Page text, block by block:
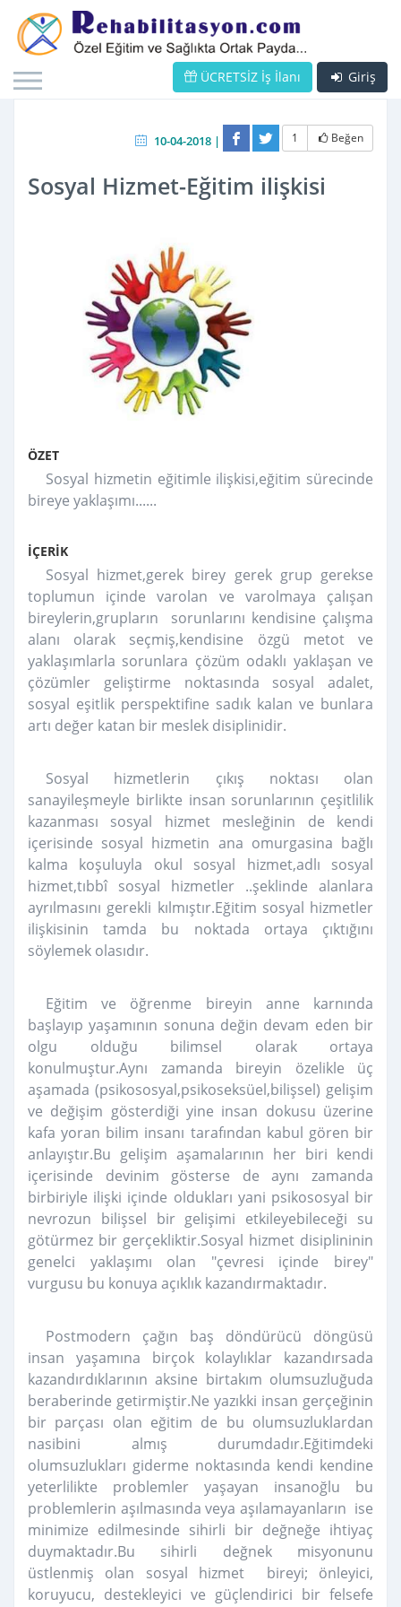
Giriş
ÜCRETSİZ İş İlanı
10-04-2018 | 1 Beğen
Sosyal Hizmet-Eğitim ilişkisi
ÖZET
Sosyal hizmetin eğitimle ilişkisi,eğitim sürecinde
bireye yaklaşımı......
İÇERİK
Sosyal hizmet,gerek birey gerek grup gerekse
toplumun içinde varolan ve varolmaya çalışan
bireylerin,grupların sorunlarını kendisine çalışma
alanı olarak seçmiş,kendisine özgü metot ve
yaklaşımlarla sorunlara çözüm odaklı yaklaşan ve
çözümler geliştirme noktasında sosyal adalet,
sosyal eşitlik perspektifine sadık kalan ve bunlara
artı değer katan bir meslek disiplinidir.
Sosyal hizmetlerin çıkış noktası olan
sanayileşmeyle birlikte insan sorunlarının çeşitlilik
kazanması sosyal hizmet mesleğinin de kendi
içerisinde sosyal hizmetin ana omurgasina bağlı
kalma koşuluyla okul sosyal hizmet,adlı sosyal
hizmet,tıbbî sosyal hizmetler ..şeklinde alanlara
ayrılmasını gerekli kılmıştır.Eğitim sosyal hizmetler
ilişkisinin tamda bu noktada ortaya çıktığını
söylemek olasıdır.
Eğitim ve öğrenme bireyin anne karnında
başlayıp yaşamının sonuna değin devam eden bir
olgu olduğu bilimsel olarak ortaya
konulmuştur.Aynı zamanda bireyin özelikle üç
aşamada (psikososyal,psikoseksüel,bilişsel) gelişim
ve değişim gösterdiği yine insan dokusu üzerine
kafa yoran bilim insanı tarafından kabul gören bir
anlayıştır.Bu gelişim aşamalarının her biri kendi
içerisinde devinim gösterse de aynı zamanda
birbiriyle ilişki içinde oldukları yani psikososyal bir
nevrozun bilişsel bir gelişimi etkileyebileceği su
götürmez bir gerçekliktir.Sosyal hizmet disiplininin
genelci yaklaşımı olan "çevresi içinde birey"
vurgusu bu konuya açıklık kazandırmaktadır.
Postmodern çağın baş döndürücü döngüsü
insan yaşamına birçok kolaylıklar kazandırsada
kazandırdıklarının aksine birtakım olumsuzluğuda
beraberinde getirmiştir.Ne yazıkki insan gerçeğinin
bir parçası olan eğitim de bu olumsuzluklardan
nasibini almış durumdadır.Eğitimdeki
olumsuzlukları giderme noktasında kendi kendine
yeterlilikte problemler yaşayan insanoğlu bu
problemlerin aşılmasında veya aşılamayanların ise
minimize edilmesinde sihirli bir değneğe ihtiyaç
duymaktadır.Bu sihirli değnek misyonunu
üstlenmiş olan sosyal hizmet bireyi; önleyici,
koruyucu, destekleyici ve güçlendirici bir felsefe